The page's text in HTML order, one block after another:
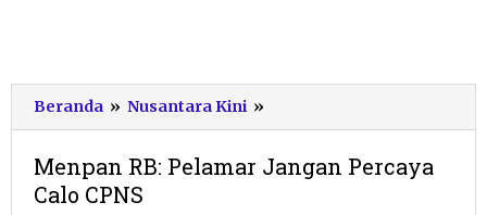
Beranda » Nusantara Kini »
RB:
Jangan
Menpan RB: Pelamar Jangan Percaya
Calo CPNS